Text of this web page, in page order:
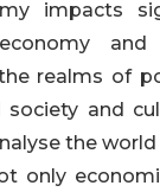
impacts
and
realms of
society and
the
only